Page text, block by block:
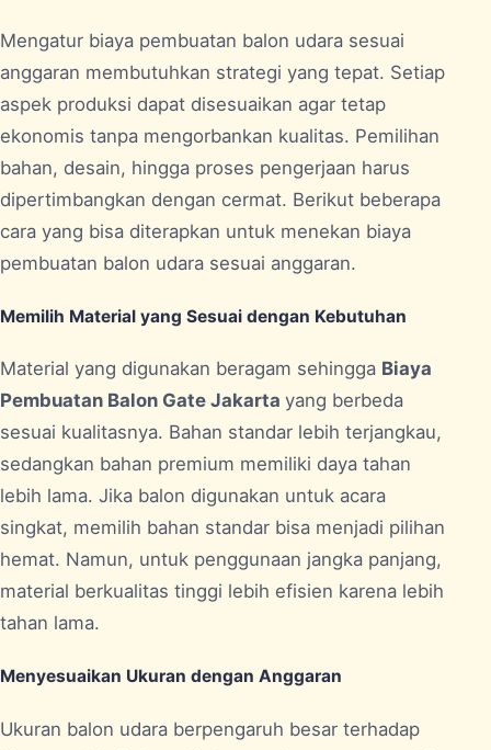
Mengatur biaya pembuatan balon udara sesuai
anggaran membutuhkan strategi yang tepat. Setiap
aspek produksi dapat disesuaikan agar tetap
ekonomis tanpa mengorbankan kualitas. Pemilihan
bahan, desain, hingga proses pengerjaan harus
dipertimbangkan dengan cermat. Berikut beberapa
cara yang bisa diterapkan untuk menekan biaya
pembuatan balon udara sesuai anggaran.
Memilih Material yang Sesuai dengan Kebutuhan
Material yang digunakan beragam sehingga Biaya
Pembuatan Balon Gate Jakarta yang berbeda
sesuai kualitasnya. Bahan standar lebih terjangkau,
sedangkan bahan premium memiliki daya tahan
lebih lama. Jika balon digunakan untuk acara
singkat, memilih bahan standar bisa menjadi pilihan
hemat. Namun, untuk penggunaan jangka panjang,
material berkualitas tinggi lebih efisien karena lebih
tahan lama.
Menyesuaikan Ukuran dengan Anggaran
Ukuran balon udara berpengaruh besar terhadap